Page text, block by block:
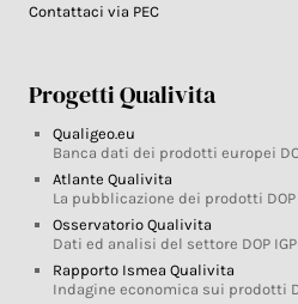
Contattaci via PEC
Progetti Qualivita
Qualigeo.eu
Banca dati dei prodotti europei
Atlante Qualivita
La pubblicazione dei prodotti DOP
Osservatorio Qualivita
Dati ed analisi del settore DOP IGP
Rapporto Ismea Qualivita
Indagine economica sui prodotti